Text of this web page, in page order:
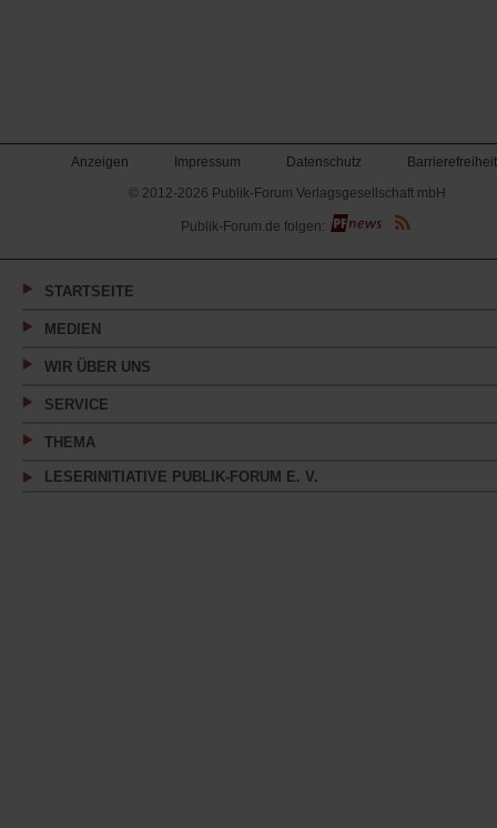
Anzeigen Impressum Datenschutz
Barrierefreiheit
© 2012-2026 Publik-Forum Verlagsgesellschaft mbH
(Öffnet
in
neuen
Publik-Forum.de folgen:
STARTSEITE
MEDIEN
WIR ÜBER UNS
SERVICE
THEMA
LESERINITIATIVE PUBLIK-FORUM E. V.